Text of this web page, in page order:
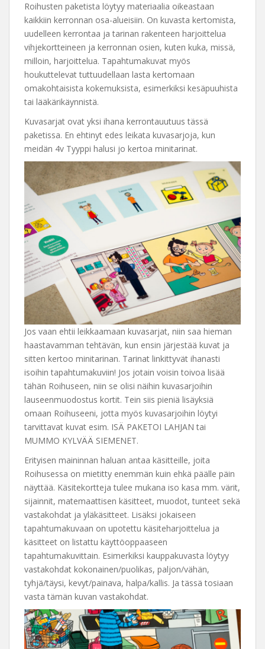
Roihusten paketista löytyy materiaalia oikeastaan
kaikkiin kerronnan osa-alueisiin. On kuvasta kertomista,
uudelleen kerrontaa ja tarinan rakenteen harjoittelua
vihjekortteineen ja kerronnan osien, kuten kuka, missä,
milloin, harjoittelua. Tapahtumakuvat myös
houkuttelevat tuttuudellaan lasta kertomaan
omakohtaisista kokemuksista, esimerkiksi kesäpuuhista
tai lääkärikäynnistä.
Kuvasarjat ovat yksi ihana kerrontauutuus tässä
paketissa. En ehtinyt edes leikata kuvasarjoja, kun
meidän 4v Tyyppi halusi jo kertoa minitarinat.
Jos vaan ehtii leikkaamaan kuvasarjat, niin saa hieman
haastavamman tehtävän, kun ensin järjestää kuvat ja
sitten kertoo minitarinan. Tarinat linkittyvät ihanasti
isoihin tapahtumakuviin! Jos jotain voisin toivoa lisää
tähän Roihuseen, niin se olisi näihin kuvasarjoihin
lauseenmuodostus kortit. Tein siis pieniä lisäyksiä
omaan Roihuseeni, jotta myös kuvasarjoihin löytyi
tarvittavat kuvat esim. ISÄ PAKETOI LAHJAN tai
MUMMO KYLVÄÄ SIEMENET.
Erityisen maininnan haluan antaa käsitteille, joita
Roihusessa on mietitty enemmän kuin ehkä päälle päin
näyttää. Käsitekortteja tulee mukana iso kasa mm. värit,
sijainnit, matemaattisen käsitteet, muodot, tunteet sekä
vastakohdat ja yläkäsitteet. Lisäksi jokaiseen
tapahtumakuvaan on upotettu käsiteharjoittelua ja
käsitteet on listattu käyttöoppaaseen
tapahtumakuvittain. Esimerkiksi kauppakuvasta löytyy
vastakohdat kokonainen/puolikas, paljon/vähän,
tyhjä/täysi, kevyt/painava, halpa/kallis. Ja tässä tosiaan
vasta tämän kuvan vastakohdat.